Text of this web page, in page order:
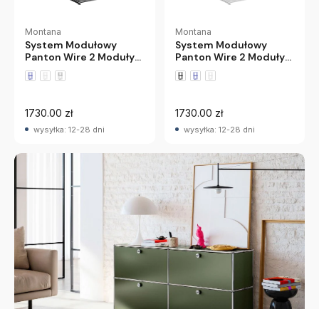
Montana
System Modułowy
Panton Wire 2 Moduły
34,8 × 34,8 × 34,8 Cm
Czarny Montana
1730.00 zł
wysyłka: 12-28 dni
Montana
System Modułowy
Panton Wire 2 Moduły
34,8 × 34,8 × 34,8 Cm
Chromowany Montana
1730.00 zł
wysyłka: 12-28 dni